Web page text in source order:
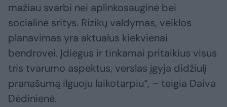
mažiau svarbi nei aplinkosauginė bei
socialinė sritys. Rizikų valdymas, veiklos
planavimas yra aktualus kiekvienai
bendrovei. Įdiegus ir tinkamai pritaikius visus
tris tvarumo aspektus, verslas įgyja didžiulį
pranašumą ilguoju laikotarpiu“, – teigia Daiva
Dėdinienė.